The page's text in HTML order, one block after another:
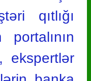
qıtlığı
ekspertlər